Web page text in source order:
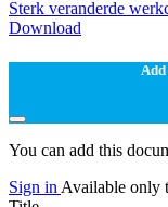
Sterk veranderde
Download
Add
You can add this
Sign in Available only